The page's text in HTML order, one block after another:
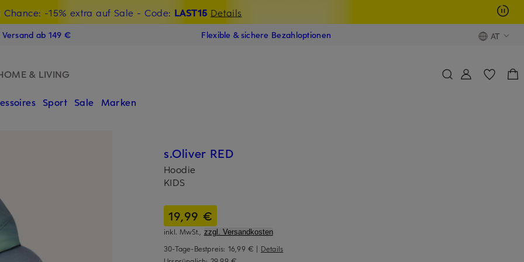
Chance: -15% extra auf Sale - Code: LAST15 Details
Willkommensgutschein mit Beyond sichern
ab 149 € Flexible & sichere Bezahloptionen AT
& LIVING
Sport Sale Marken
s.Oliver RED
Hoodie
KIDS
19,99 €
inkl. MwSt., zzgl. Versandkosten
30-Tage-Bestpreis: 16,99 € | Details